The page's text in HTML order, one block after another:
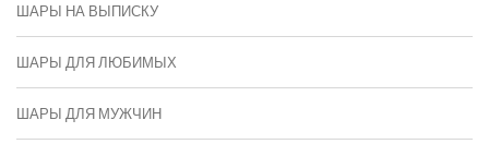
ШАРЫ НА ВЫПИСКУ
ШАРЫ ДЛЯ ЛЮБИМЫХ
ШАРЫ ДЛЯ МУЖЧИН